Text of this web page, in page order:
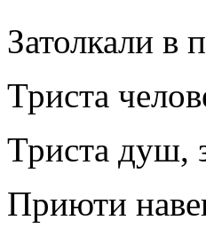
Затолкали в
Триста
Триста душ,
Приюти